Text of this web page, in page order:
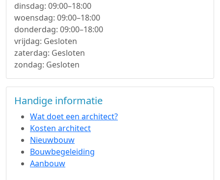
dinsdag: 09:00–18:00
woensdag: 09:00–18:00
donderdag: 09:00–18:00
vrijdag: Gesloten
zaterdag: Gesloten
zondag: Gesloten
Handige informatie
Wat doet een architect?
Kosten architect
Nieuwbouw
Bouwbegeleiding
Aanbouw